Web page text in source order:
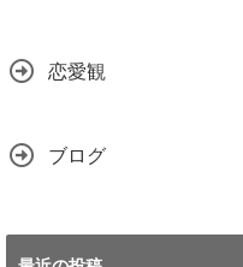
恋愛観
ブログ